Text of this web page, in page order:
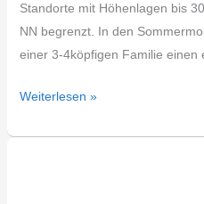
Standorte mit Höhenlagen bis
NN begrenzt. In den
einer 3-4köpfigen Familie
Weiterlesen »